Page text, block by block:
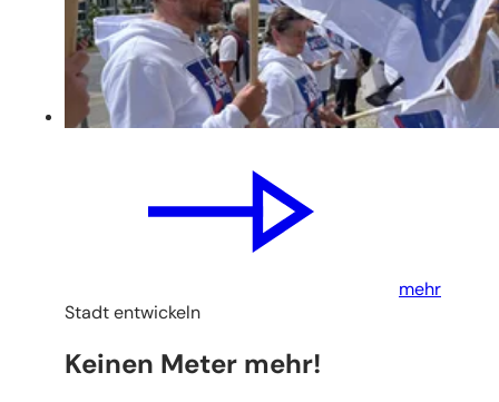
mehr
Stadt entwickeln
Keinen Meter mehr!